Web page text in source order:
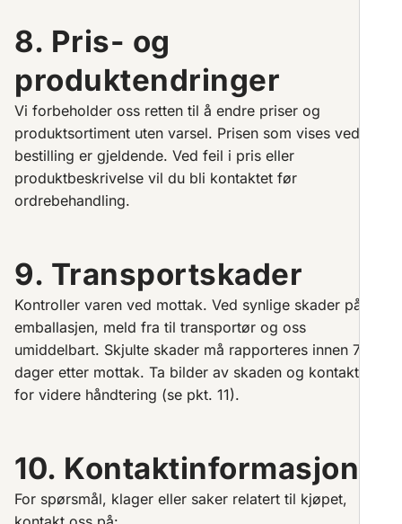
8. Pris- og
produktendringer
Vi forbeholder oss retten til å endre priser og
produktsortiment uten varsel. Prisen som vises ved
bestilling er gjeldende. Ved feil i pris eller
produktbeskrivelse vil du bli kontaktet før
ordrebehandling.
9. Transportskader
Kontroller varen ved mottak. Ved synlige skader på
emballasjen, meld fra til transportør og oss
umiddelbart. Skjulte skader må rapporteres innen 7
dager etter mottak. Ta bilder av skaden og kontakt oss
for videre håndtering (se pkt. 11).
10. Kontaktinformasjon
For spørsmål, klager eller saker relatert til kjøpet,